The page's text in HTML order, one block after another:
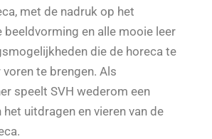
met de nadruk op het
beeldvorming en alle mooie leer
die de horeca te
te brengen. Als
speelt SVH wederom een
uitdragen en vieren van de